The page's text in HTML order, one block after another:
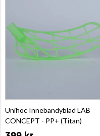
Unihoc Innebandyblad LAB
CONCEPT - PP+ (Titan)